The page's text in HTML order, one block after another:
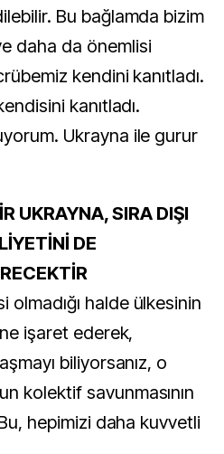
Bu bağlamda bizim
daha da önemlisi
kendini kanıtladı.
kanıtladı.
Ukrayna ile gurur
UKRAYNA, SIRA DIŞI
DE
olmadığı halde ülkesinin
işaret ederek,
biliyorsanız, o
kolektif savunmasının
hepimizi daha kuvvetli